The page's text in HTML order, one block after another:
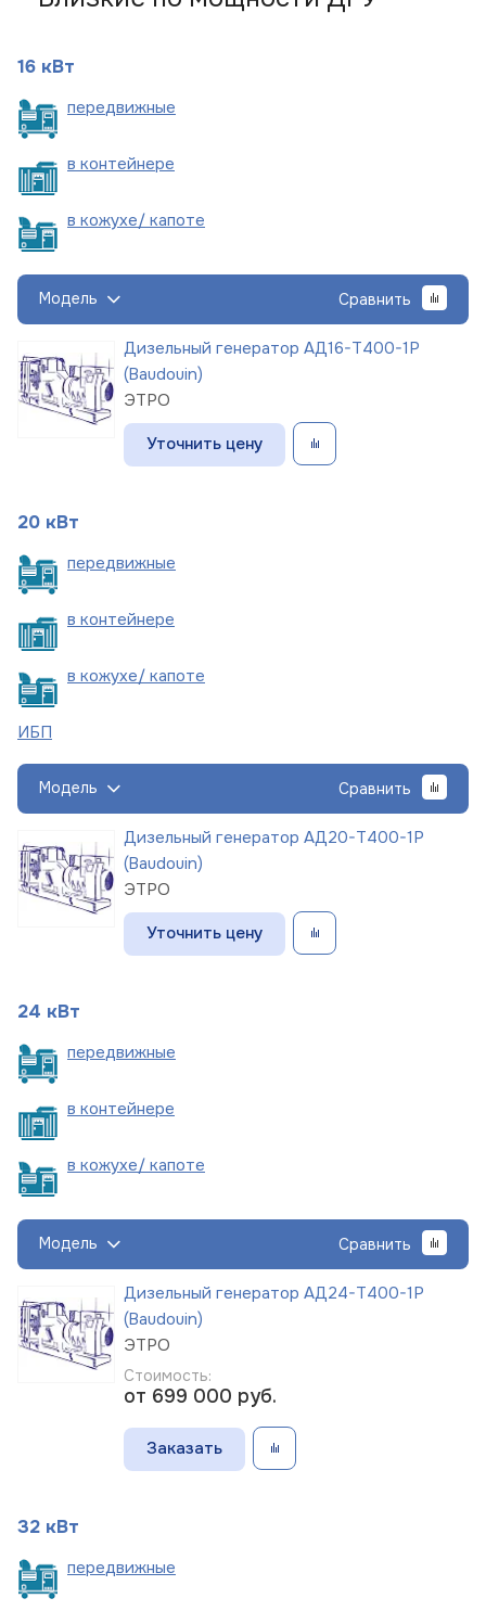
16 кВт
передвижные
в контейнере
в кожухе/ капоте
Модель Сравнить
Дизельный генератор АД16-Т400-1Р
(Baudouin)
ЭТРО
Уточнить цену
20 кВт
передвижные
в контейнере
в кожухе/ капоте
ИБП
Модель Сравнить
Дизельный генератор АД20-Т400-1Р
(Baudouin)
ЭТРО
Уточнить цену
24 кВт
передвижные
в контейнере
в кожухе/ капоте
Модель Сравнить
Дизельный генератор АД24-Т400-1Р
(Baudouin)
ЭТРО
Стоимость:
от 699 000 руб.
Заказать
32 кВт
передвижные